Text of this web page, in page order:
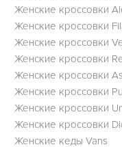
Женские кроссовки
Женские кроссовки
Женские кроссовки
Женские кроссовки
Женские кроссовки
Женские кроссовки
Женские кроссовки
Женские кроссовки
Женские кеды Vans